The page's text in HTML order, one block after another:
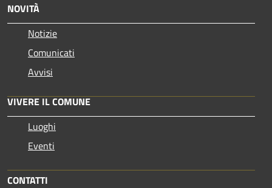
NOVITÀ
Notizie
Comunicati
Avvisi
VIVERE IL COMUNE
Luoghi
Eventi
CONTATTI